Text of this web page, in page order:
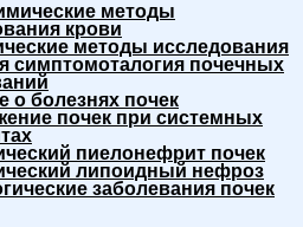
методы
крови
методы исследования
симптомоталогия почечных
о болезнях почек
почек при системных
пиелонефрит почек
липоидный нефроз
заболевания почек